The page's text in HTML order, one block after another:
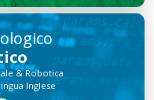
& Robotica
Inglese